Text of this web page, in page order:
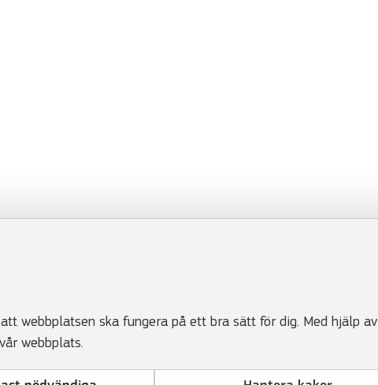
webbplatsen ska fungera på ett bra sätt för dig. Med hjälp av
webbplats.